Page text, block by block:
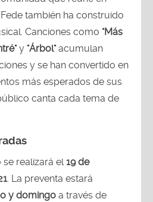
también ha construido
Canciones como "Más
y "Árbol"acumulan
y se han convertido en
más esperados de sus
canta cada tema de
realizará el19 de
. La preventa estará
y domingo a través de